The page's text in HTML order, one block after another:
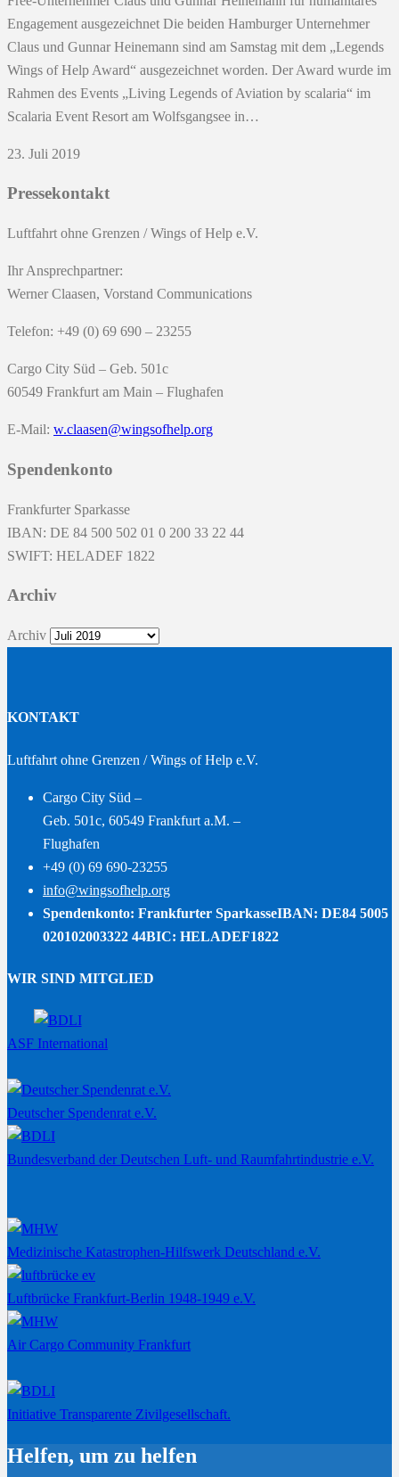
Engagement ausgezeichnet Die beiden Hamburger Unternehmer
Claus und Gunnar Heinemann sind am Samstag mit dem „Legends
Wings of Help Award“ ausgezeichnet worden. Der Award wurde im
Rahmen des Events „Living Legends of Aviation by scalaria“ im
Scalaria Event Resort am Wolfsgangsee in…
23. Juli 2019
Pressekontakt
Luftfahrt ohne Grenzen / Wings of Help e.V.
Ihr Ansprechpartner:
Werner Claasen, Vorstand Communications
Telefon: +49 (0) 69 690 – 23255
Cargo City Süd – Geb. 501c
60549 Frankfurt am Main – Flughafen
E-Mail: w.claasen@wingsofhelp.org
Spendenkonto
Frankfurter Sparkasse
IBAN: DE 84 500 502 01 0 200 33 22 44
SWIFT: HELADEF 1822
Archiv
Archiv
KONTAKT
Luftfahrt ohne Grenzen / Wings of Help e.V.
Cargo City Süd –
Geb. 501c, 60549 Frankfurt a.M. –
Flughafen
+49 (0) 69 690-23255
info@wingsofhelp.org
Spendenkonto: Frankfurter SparkasseIBAN: DE84 5005
020102003322 44BIC: HELADEF1822
WIR SIND MITGLIED
ASF International
Deutscher Spendenrat e.V.
Bundesverband der Deutschen Luft- und Raumfahrtindustrie e.V.
Medizinische Katastrophen-Hilfswerk Deutschland e.V.
Luftbrücke Frankfurt-Berlin 1948-1949 e.V.
Air Cargo Community Frankfurt
Initiative Transparente Zivilgesellschaft.
Helfen, um zu helfen